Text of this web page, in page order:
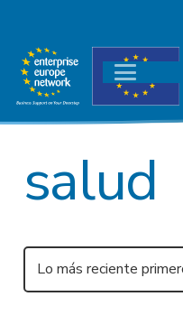
salud